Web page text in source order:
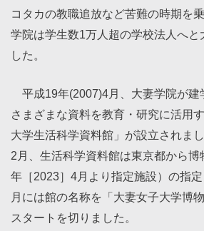
コタカの教職追放など苦難の時期を
学院は学生数1万人超の学校法人へと
した。
平成19年(2007)4月、大妻学院が建
さまざまな資料を教育・研究に活用
大学生活科学資料館」が設立されま
2月、生活科学資料館は東京都から
年［2023］4月より指定施設）の指
月には館の名称を「大妻女子大学博
スタートを切りました。